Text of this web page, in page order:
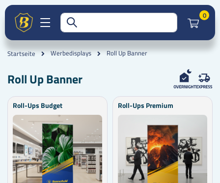
0
Startseite Werbedisplays Roll Up Banner
Roll Up Banner
Roll-Ups Budget Roll-Ups Premium